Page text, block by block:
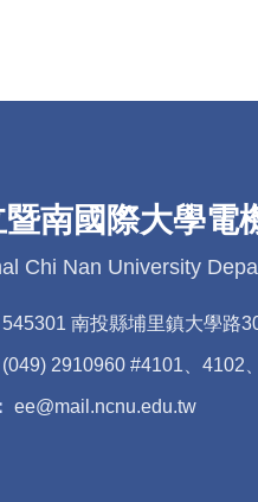
暨南國際大學電
Chi Nan University
545301 南投縣埔里鎮大學路
(049) 2910960 #4101、4102
ee@mail.ncnu.edu.tw